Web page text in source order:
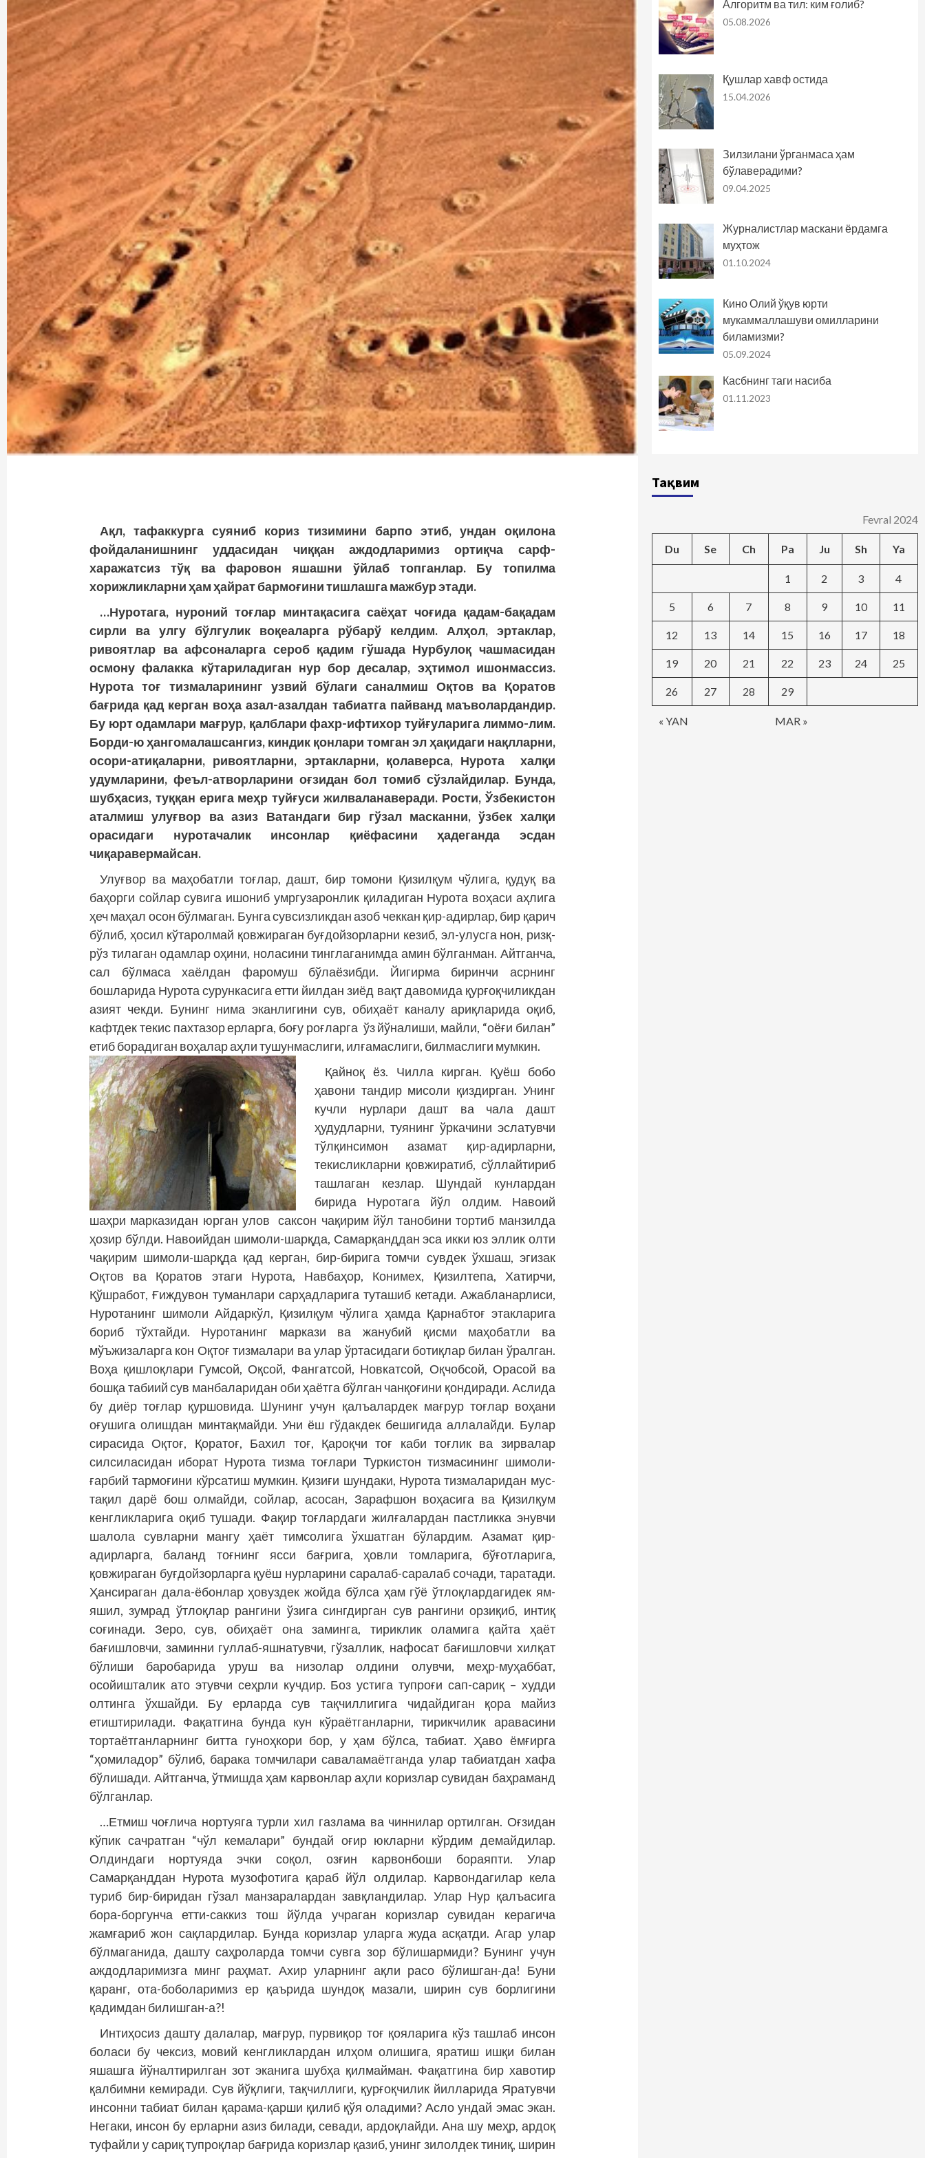
Ақл, тафаккурга суяниб кориз тизимини барпо этиб, ундан оқилона
фойдаланишнинг уддасидан чиққан аждодларимиз ортиқча сарф-
харажатсиз тўқ ва фаровон яшашни ўйлаб топганлар. Бу топилма
хорижликларни ҳам ҳайрат бармоғини тишлашга мажбур этади.
…Нуротага, нуроний тоғлар минтақасига саёҳат чоғида қадам-бақадам
сирли ва улгу бўлгулик воқеаларга рўбарў келдим. Алҳол, эртаклар,
ривоятлар ва афсоналарга сероб қадим гўшада Нурбулоқ чашмасидан
осмону фалакка кўтариладиган нур бор десалар, эҳтимол ишонмассиз.
Нурота тоғ тизмаларининг узвий бўлаги саналмиш Оқтов ва Қоратов
бағрида қад керган воҳа азал-азалдан табиатга пайванд маъволардандир.
Бу юрт одамлари мағрур, қалблари фахр-ифтихор туйғуларига лиммо-лим.
Борди-ю ҳангомалашсангиз, киндик қонлари томган эл ҳақидаги нақлларни,
осори-атиқаларни, ривоятларни, эртакларни, қолаверса, Нурота халқи
удумларини, феъл-атворларини оғзидан бол томиб сўзлайдилар. Бунда,
шубҳасиз, туққан ерига меҳр туйғуси жилваланаверади. Рости, Ўзбекистон
аталмиш улуғвор ва азиз Ватандаги бир гўзал масканни, ўзбек халқи
орасидаги нуротачалик инсонлар қиёфасини ҳадеганда эсдан
чиқаравермайсан.
Улуғвор ва маҳобатли тоғлар, дашт, бир томони Қизилқум чўлига, қудуқ ва
баҳорги сойлар сувига ишониб умргузаронлик қиладиган Нурота воҳаси аҳлига
ҳеч маҳал осон бўлмаган. Бунга сувсизликдан азоб чеккан қир-адирлар, бир қарич
бўлиб, ҳосил кўтаролмай қовжираган буғдойзорларни кезиб, эл-улусга нон, ризқ-
рўз тилаган одамлар оҳини, ноласини тинглаганимда амин бўлганман. Айтганча,
сал бўлмаса хаёлдан фаромуш бўлаёзибди. Йигирма биринчи асрнинг
бошларида Нурота сурункасига етти йилдан зиёд вақт давомида қурғоқчиликдан
азият чекди. Бунинг нима эканлигини сув, обиҳаёт каналу ариқларида оқиб,
кафтдек текис пахтазор ерларга, боғу роғларга ўз йўналиши, майли, “оёғи билан”
етиб борадиган воҳалар аҳли тушунмаслиги, илғамаслиги, билмаслиги мумкин.
Қайноқ ёз. Чилла кирган. Қуёш бобо
ҳавони тандир мисоли қиздирган. Унинг
кучли нурлари дашт ва чала дашт
ҳудудларни, туянинг ўркачини эслатувчи
тўлқинсимон азамат қир-адирларни,
текисликларни қовжиратиб, сўллайтириб
ташлаган кезлар. Шундай кунлардан
бирида Нуротага йўл олдим. Навоий
шаҳри марказидан юрган улов саксон чақирим йўл танобини тортиб манзилда
ҳозир бўлди. Навоийдан шимоли-шарқда, Самарқанддан эса икки юз эллик олти
чақирим шимоли-шарқда қад керган, бир-бирига томчи сувдек ўхшаш, эгизак
Оқтов ва Қоратов этаги Нурота, Навбаҳор, Конимех, Қизилтепа, Хатирчи,
Қўшработ, Ғиждувон туманлари сарҳадларига туташиб кетади. Ажаб­ланарлиси,
Нуротанинг шимоли Айдаркўл, Қизилқум чўлига ҳамда Қарнабтоғ этакларига
бориб тўхтайди. Нуротанинг маркази ва жанубий қисми маҳобатли ва
мўъжизаларга кон Оқтоғ тизмалари ва улар ўртасидаги ботиқлар билан ўралган.
Воҳа қишлоқлари Гумсой, Оқсой, Фангатсой, Новкатсой, Оқчобсой, Орасой ва
бошқа табиий сув манбаларидан оби ҳаётга бўлган чанқоғини қондиради. Аслида
бу диёр тоғлар қуршовида. Шунинг учун қалъалардек мағрур тоғлар воҳани
оғушига олишдан минтақмайди. Уни ёш гўдакдек бешигида аллалайди. Булар
сирасида Оқтоғ, Қоратоғ, Бахил тоғ, Қароқчи тоғ каби тоғлик ва зирвалар
силсиласидан иборат Нурота тизма тоғлари Туркистон тизмасининг шимоли-
ғарбий тармоғини кўрсатиш мумкин. Қизиғи шундаки, Нурота тизмаларидан мус­
тақил дарё бош олмайди, сойлар, асосан, Зарафшон воҳасига ва Қизилқум
кенгликларига оқиб тушади. Фақир тоғлардаги жилғалардан пастликка энувчи
шалола сувларни мангу ҳаёт тимсолига ўхшатган бўлардим. Азамат қир-
адирларга, баланд тоғнинг ясси бағрига, ҳовли томларига, бўғотларига,
қовжираган буғдойзорларга қуёш нурларини саралаб-саралаб сочади, таратади.
Ҳансираган дала-ёбонлар ҳовуздек жойда бўлса ҳам гўё ўтлоқлардагидек ям-
яшил, зумрад ўтлоқлар рангини ўзига сингдирган сув рангини орзиқиб, интиқ
соғинади. Зеро, сув, обиҳаёт она заминга, тириклик оламига қайта ҳаёт
бағишловчи, заминни гуллаб-яшнатувчи, гўзаллик, нафосат бағиш­ловчи хилқат
бўлиши баробарида уруш ва низолар олдини олувчи, меҳр-муҳаб­бат,
осойишталик ато этувчи сеҳрли кучдир. Боз устига тупроғи сап-сариқ – худди
олтинга ўхшайди. Бу ерларда сув тақчиллигига чидайдиган қора майиз
етиштирилади. Фақатгина бунда кун кўраётганларни, тирикчилик аравасини
тортаётганларнинг битта гуноҳкори бор, у ҳам бўлса, табиат. Ҳаво ёмғирга
“ҳомиладор” бўлиб, барака томчилари саваламаётганда улар табиатдан хафа
бўлишади. Айтганча, ўтмишда ҳам карвонлар аҳли коризлар сувидан баҳраманд
бўлганлар.
…Етмиш чоғлича нортуяга турли хил газлама ва чиннилар ортилган. Оғзидан
кўпик сачратган “чўл кемалари” бундай оғир юкларни кўрдим демайдилар.
Олдиндаги нортуяда эчки соқол, озғин карвонбоши бораяпти. Улар
Самарқанддан Нурота музофотига қараб йўл олдилар. Карвондагилар кела
туриб бир-биридан гўзал манзаралардан завқландилар. Улар Нур қалъасига
бора-боргунча етти-саккиз тош йўлда учраган коризлар сувидан керагича
жамғариб жон сақлардилар. Бунда коризлар уларга жуда асқатди. Агар улар
бўлмаганида, дашту саҳроларда томчи сувга зор бўлишармиди? Бунинг учун
аждодларимизга минг раҳмат. Ахир уларнинг ақли расо бўлишган-да! Буни
қаранг, ота-боболаримиз ер қаърида шундоқ мазали, ширин сув борлигини
қадимдан билишган-а?!
Интиҳосиз дашту далалар, мағрур, пурвиқор тоғ қоя­ларига кўз ташлаб инсон
боласи бу чексиз, мовий кенг­ликлардан илҳом олишига, яратиш ишқи билан
яшашга йўналтирилган зот эканига шубҳа қилмайман. Фақатгина бир хавотир
қалбимни кемиради. Сув йўқлиги, тақчиллиги, қурғоқчилик йилларида Яратувчи
инсонни табиат билан қарама-қарши қилиб қўя оладими? Асло ундай эмас экан.
Негаки, инсон бу ерларни азиз билади, севади, ардоқлайди. Ана шу меҳр, ардоқ
туфайли у сариқ тупроқлар бағрида коризлар қазиб, унинг зилолдек тиниқ, ширин
Алгоритм ва тил: ким ғолиб?
05.08.2026
Қушлар хавф остида
15.04.2026
Зилзилани ўрганмаса ҳам
бўлаверадими?
09.04.2025
Журналистлар маскани ёрдамга
муҳтож
01.10.2024
Кино Олий ўқув юрти
мукаммаллашуви омилларини
биламизми?
05.09.2024
Касбнинг таги насиба
01.11.2023
Тақвим
Fevral 2024
Du Se Ch Pa Ju Sh Ya
« YAN MAR »
1 2 3 4
5 6 7 8 9 10 11
12 13 14 15 16 17 18
19 20 21 22 23 24 25
26 27 28 29